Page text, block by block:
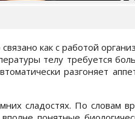
как с работой
телу требуется
разгоняет
сладостях. По словам